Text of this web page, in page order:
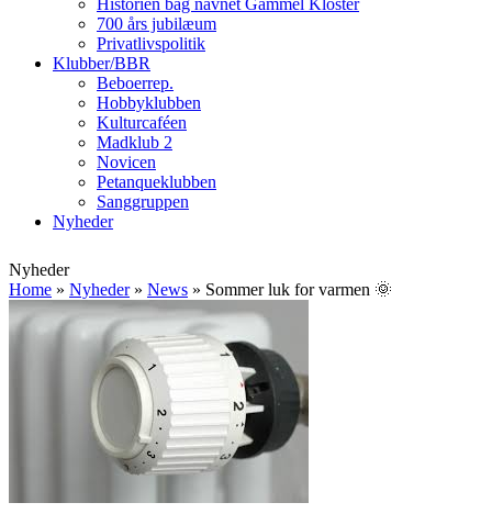
Historien bag navnet Gammel Kloster
700 års jubilæum
Privatlivspolitik
Klubber/BBR
Beboerrep.
Hobbyklubben
Kulturcaféen
Madklub 2
Novicen
Petanqueklubben
Sanggruppen
Nyheder
mobile
menu
mobile
menu
Nyheder
Home » Nyheder» News » Sommer luk for varmen 🌞